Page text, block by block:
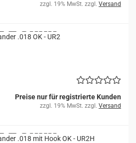
zzgl. 19% MwSt. zzgl. Versand
.018 OK - UR2
Preise nur für registrierte Kunden
zzgl. 19% MwSt. zzgl. Versand
.018 mit Hook OK - UR2H